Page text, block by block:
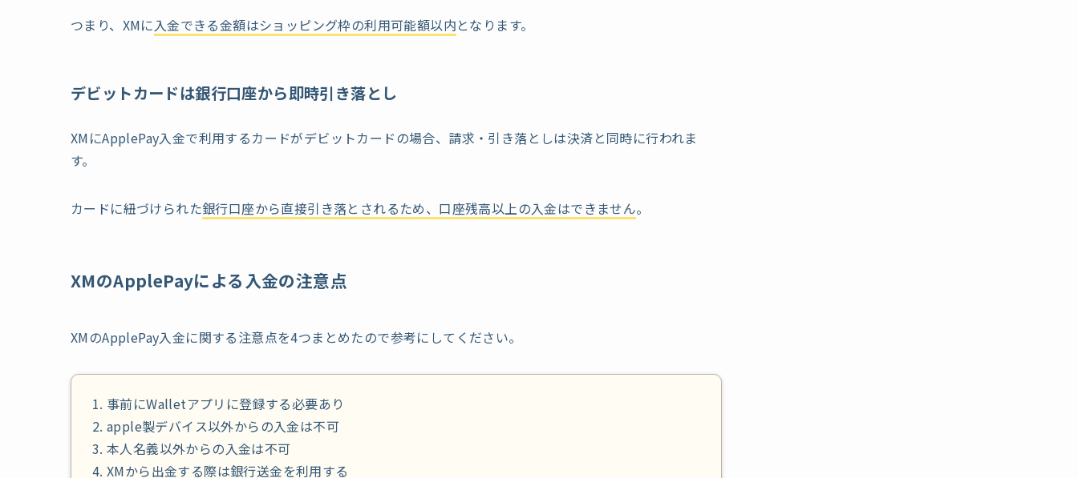
つまり、XMに入金できる金額はショッピング枠の利用可能額以内となります。
デビットカードは銀行口座から即時引き落とし
XMにApplePay入金で利用するカードがデビットカードの場合、請求・引き落としは決済と同時に行われま
す。
カードに紐づけられた銀行口座から直接引き落とされるため、口座残高以上の入金はできません。
XMのApplePayによる入金の注意点
XMのApplePay入金に関する注意点を4つまとめたので参考にしてください。
事前にWalletアプリに登録する必要あり
apple製デバイス以外からの入金は不可
本人名義以外からの入金は不可
XMから出金する際は銀行送金を利用する